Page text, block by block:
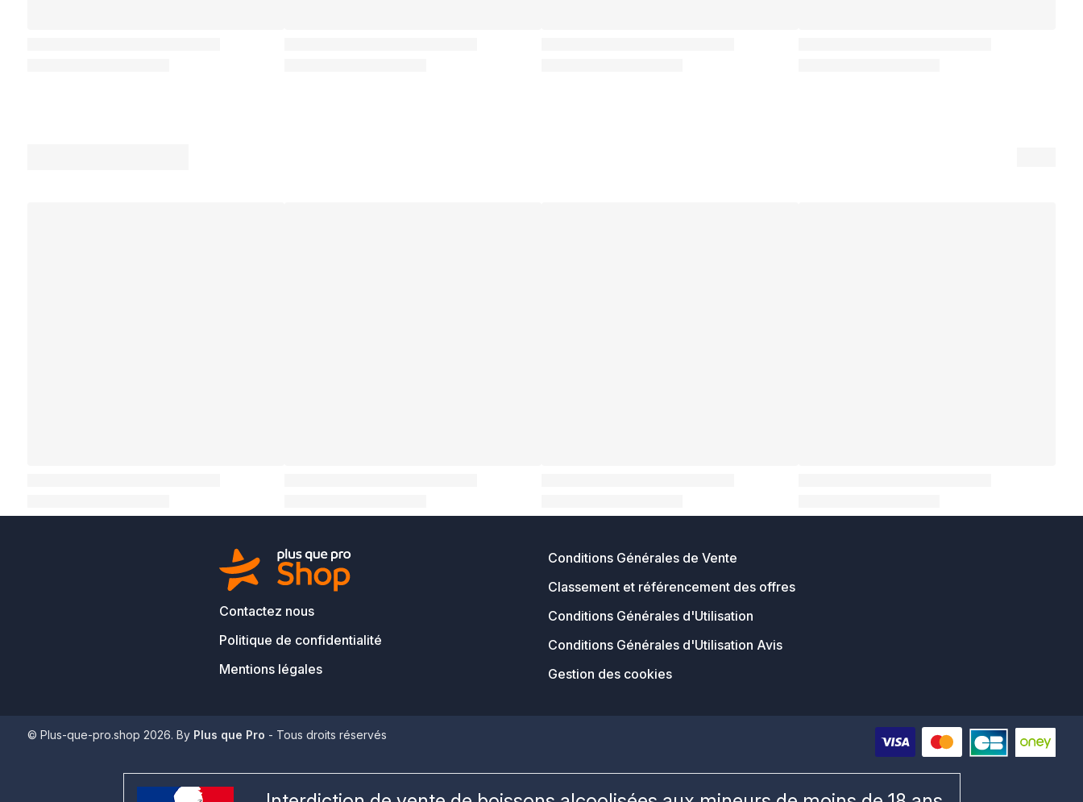
Contactez nous
Politique de confidentialité
Mentions légales
Conditions Générales de Vente
Classement et référencement des offres
Conditions Générales d'Utilisation
Conditions Générales d'Utilisation Avis
Gestion des cookies
© Plus-que-pro.shop 2026. By Plus que Pro - Tous droits réservés